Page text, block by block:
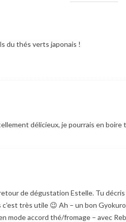
du thés verts japonais !
délicieux, je pourrais en boire
de dégustation Estelle. Tu décris
très utile 😉 Ah – un bon
mode accord thé/fromage – avec